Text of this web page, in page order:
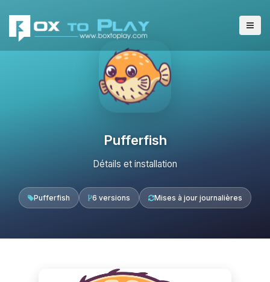
Pufferfish
Détails et installation
Pufferfish 6 versions Mises à jour journalières